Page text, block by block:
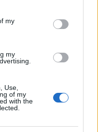
one or more Google
information including but
You may click to
its third-party tags to
my
my
Use,
of my
with the